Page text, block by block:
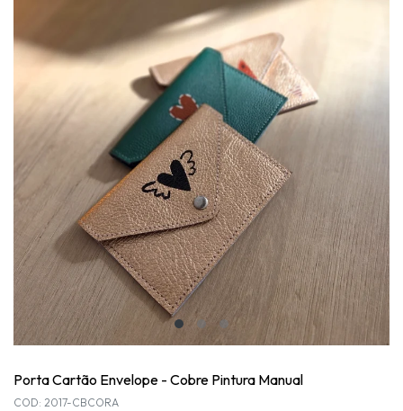
Porta Cartão Envelope - Cobre Pintura Manual
COD: 2017-CBCORA